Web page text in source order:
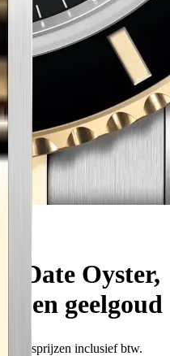
Date Oyster,
en geelgoud
inclusief btw.